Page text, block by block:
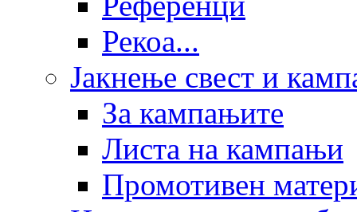
Рекоа...
Јакнење свест и
За кампањите
Листа на кампањи
Промотивен